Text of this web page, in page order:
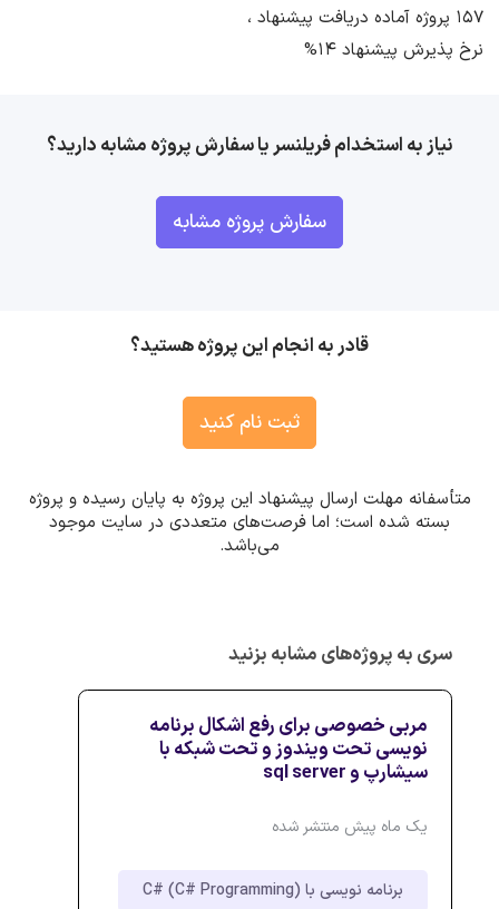
157 پروژه آماده دریافت پیشنهاد ،
نرخ پذیرش پیشنهاد 14%
نیاز به استخدام فریلنسر یا سفارش پروژه مشابه دارید؟
سفارش پروژه مشابه
قادر به انجام این پروژه هستید؟
ثبت نام کنید
متأسفانه مهلت ارسال پیشنهاد این پروژه به پایان رسیده و پروژه
بسته شده است؛ اما فرصت‌های متعددی در سایت موجود
می‌باشد.
سری به پروژه‌های مشابه بزنید
مربی خصوصی برای رفع اشکال برنامه
نویسی تحت ویندوز و تحت شبکه با
سیشارپ و sql server
یک ماه پیش منتشر شده
برنامه نویسی با C# (C# Programming)